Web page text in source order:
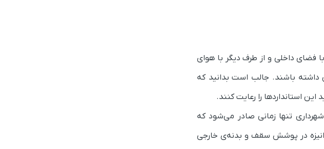
داخلی و از طرف دیگر با هوای
داشته باشند. جالب است بدانید که
استانداردها را رعایت کنند.
تنها زمانی صادر می‌شود که
در پوشش سقف و بدنه‌ی خارجی